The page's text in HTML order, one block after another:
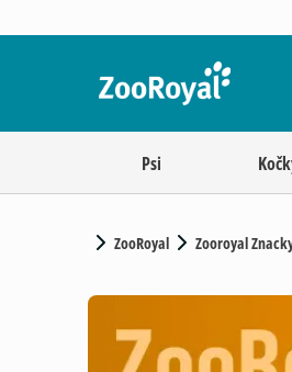
Psi
ZooRoyal Zooroyal